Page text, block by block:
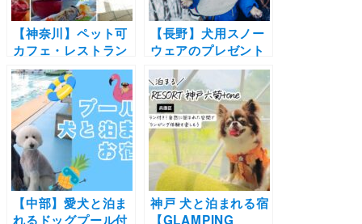
【神奈川】ペット可
カフェ・レストラン
30選 | 愛犬と一緒に
中華街の食べ放題や
アフタヌーンティー
を楽しもう♪
【長野】犬用スノー
ウェアのプレゼント
も！「コートヤー
ド・バイ・マリオッ
ト 白馬」愛犬と雪山
を満喫できるプラン
登場 | 温泉付きルー
ムで宿泊＆白馬岩岳
スノーフィールドへ
のゴンドラ往復券付
き
【中部】愛犬と泊ま
れるドッグプール付
神戸 犬と泊まれる宿
【GLAMPING